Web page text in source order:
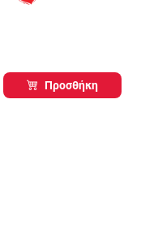
Προσθήκη